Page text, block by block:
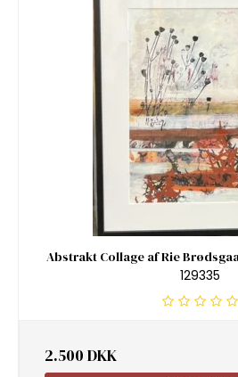
Abstrakt Collage af Rie
129335
2.500 DKK